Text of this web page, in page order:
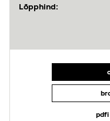
Lõpphind:
pdfi